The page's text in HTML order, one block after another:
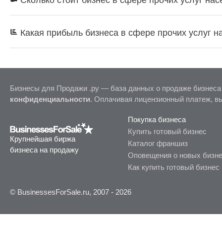
Какая прибыль бизнеса в сфере прочих услуг
Бизнесы для Продажи .ру — база данных о продаже
конфиденциальности. Оплачивая лицензионный платеж,
Крупнейшая биржа
бизнеса на продажу
Покупка бизнеса
Купить готовый бизнес
Каталог франшиз
Оповещения о новых
Как купить готовый бизнес
© BusinessesForSale.ru, 2007 - 2026